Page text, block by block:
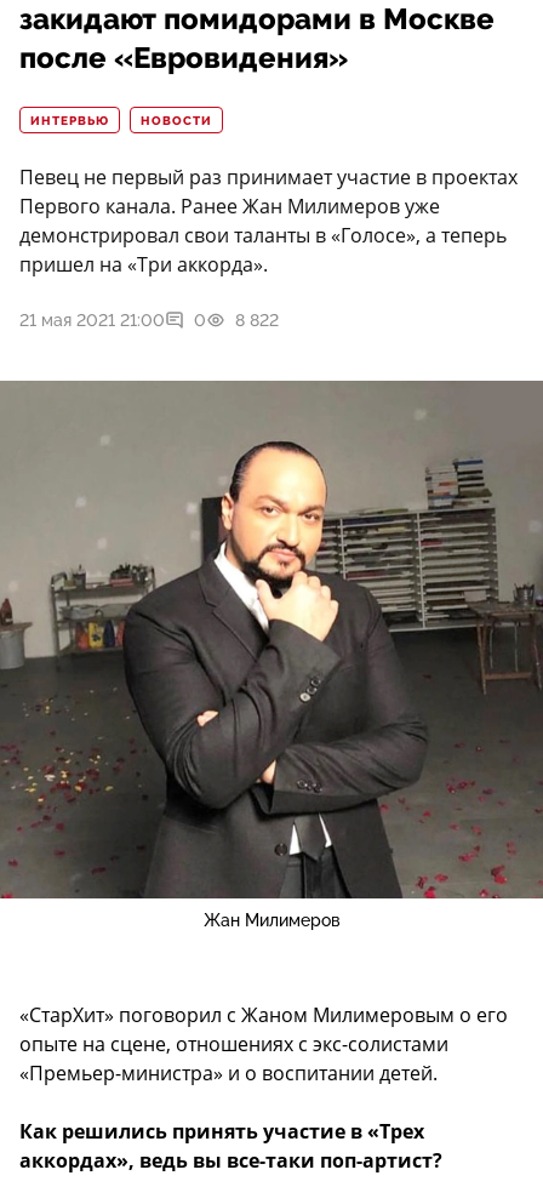
закидают помидорами в Москве
после «Евровидения»
ИНТЕРВЬЮ НОВОСТИ
Певец не первый раз принимает участие в проектах
Первого канала. Ранее Жан Милимеров уже
демонстрировал свои таланты в «Голосе», а теперь
пришел на «Три аккорда».
21 мая 2021 21:00 0 8 822
Жан Милимеров
«СтарХит» поговорил с Жаном Милимеровым о его
опыте на сцене, отношениях с экс-солистами
«Премьер-министра» и о воспитании детей.
Как решились принять участие в «Трех
аккордах», ведь вы все-таки поп-артист?